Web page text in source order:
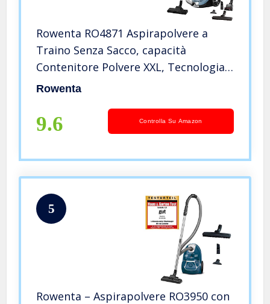
Rowenta RO4871 Aspirapolvere a
Traino Senza Sacco, capacità
Contenitore Polvere XXL, Tecnologia
Ciclonica, Design Compatto, Animal
Acqua
Rowenta
9.6 Controlla Su Amazon
5
Rowenta – Aspirapolvere RO3950 con